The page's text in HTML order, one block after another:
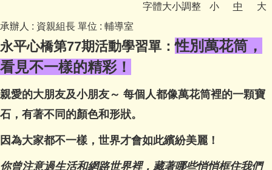
字體大小調整 小 中
大
承辦人 : 資親組長 單位 : 輔導室
永平心橋第77期活動學習單：性別萬花筒，
看見不一樣的精彩！
親愛的大朋友及小朋友～ 每個人都像萬花筒裡的一顆寶
石，有著不同的顏色和形狀。
因為大家都不一樣，世界才會如此繽紛美麗！
你曾注意過生活和網路世界裡，藏著哪些悄悄框住我們